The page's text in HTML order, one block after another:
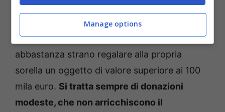
Dubitiamo che dentro una busta di Natale,
regalata dai genitori o dai nonni ai loro
ragazzi, ci sia un milione di euro, così come è
abbastanza strano regalare alla propria
sorella un oggetto di valore superiore ai 100
mila euro. Si tratta sempre di donazioni
modeste, che non arricchiscono il
Manage options